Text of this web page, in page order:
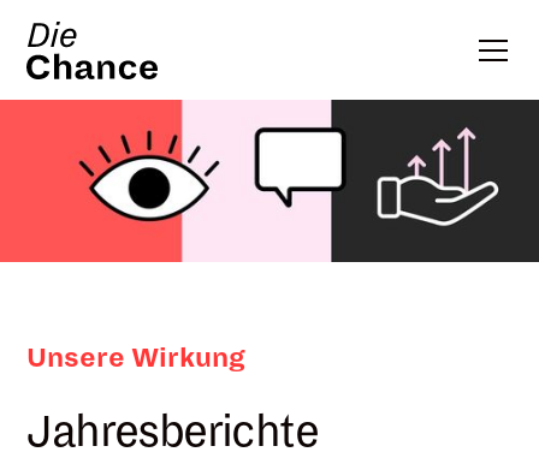
Unsere Wirkung
Jahresberichte